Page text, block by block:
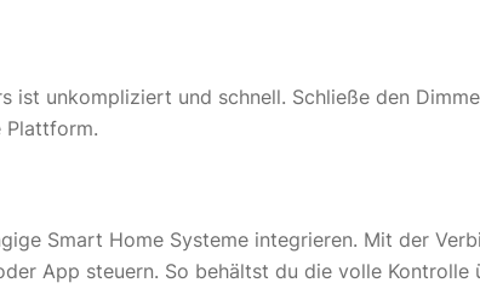
ist unkompliziert und schnell. Schließe den
Plattform.
Smart Home Systeme integrieren. Mit der
App steuern. So behältst du die volle